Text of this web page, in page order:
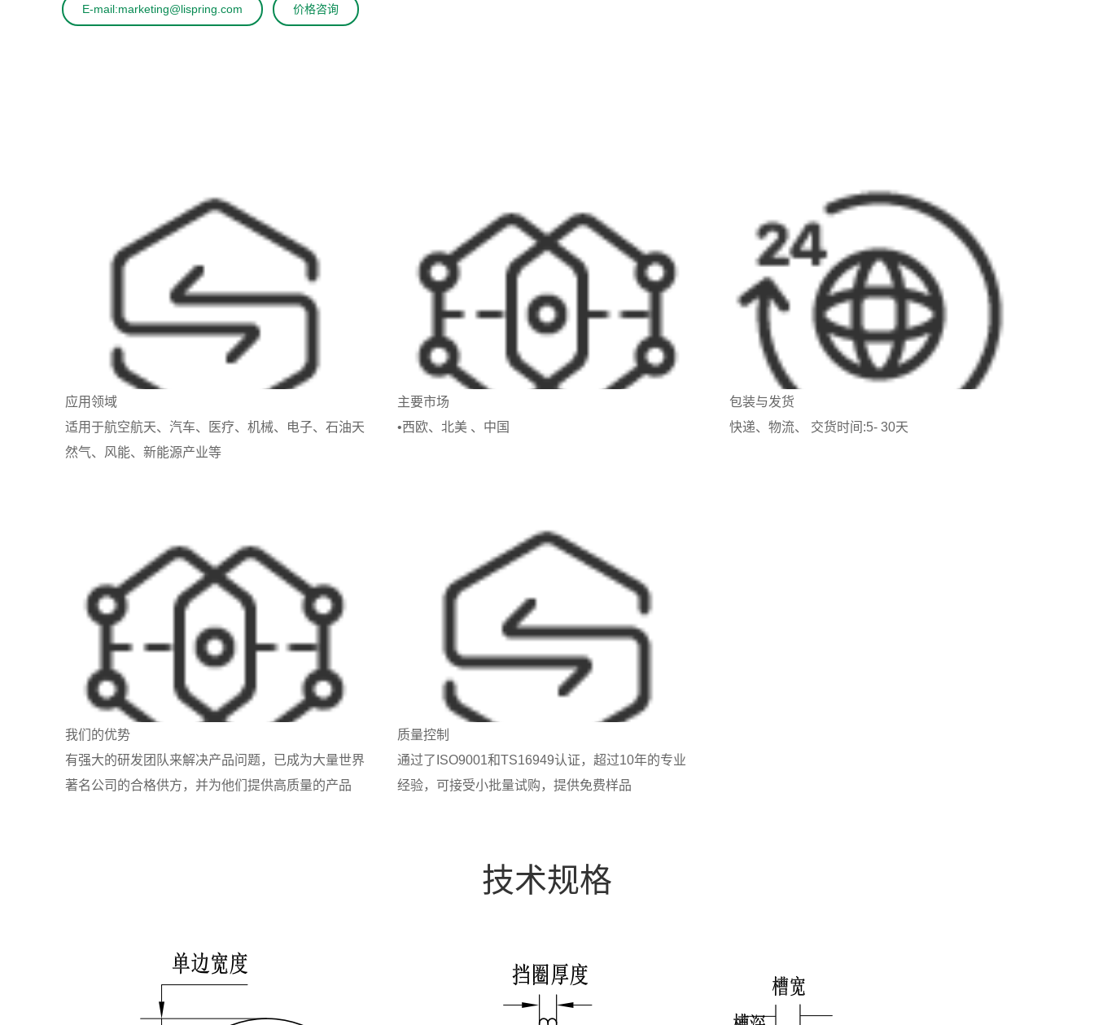
E-mail:marketing@lispring.com 价格咨询
应用领域
适用于航空航天、汽车、医疗、机械、电子、石油天
然气、风能、新能源产业等
主要市场
•西欧、北美 、中国
包装与发货
快递、物流、 交货时间:5- 30天
我们的优势
有强大的研发团队来解决产品问题，已成为大量世界
著名公司的合格供方，并为他们提供高质量的产品
质量控制
通过了ISO9001和TS16949认证，超过10年的专业
经验，可接受小批量试购，提供免费样品
技术规格